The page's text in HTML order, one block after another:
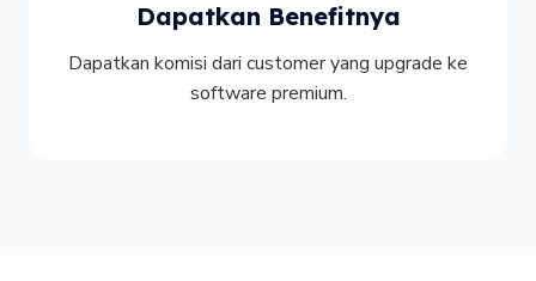
Dapatkan Benefitnya
Dapatkan komisi dari customer yang upgrade ke
software premium.